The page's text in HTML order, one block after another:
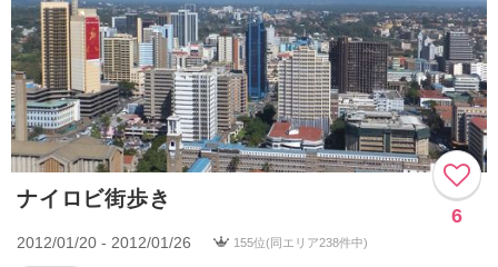
ナイロビ街歩き
6
2012/01/20 - 2012/01/26 155位(同エリア238件中)